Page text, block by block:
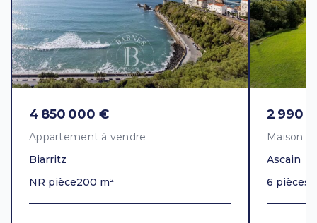
4 850 000 €
Appartement à vendre
Biarritz
NR pièce200 m²
2 990
Maison à
Ascain
6 pièces